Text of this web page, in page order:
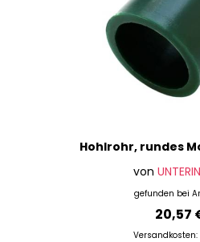
von
gefunden bei
20,57